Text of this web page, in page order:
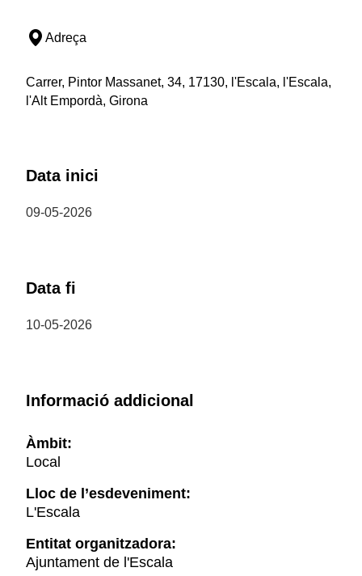
Adreça
Carrer, Pintor Massanet, 34, 17130, l'Escala, l'Escala,
l'Alt Empordà, Girona
Data inici
09-05-2026
Data fi
10-05-2026
Informació addicional
Àmbit:
Local
Lloc de l’esdeveniment:
L'Escala
Entitat organitzadora:
Ajuntament de l'Escala